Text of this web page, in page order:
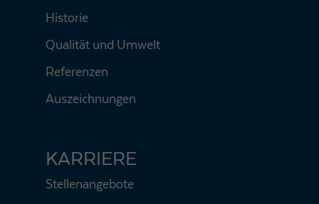
Historie
Qualität und Umwelt
Referenzen
Auszeichnungen
KARRIERE
Stellenangebote